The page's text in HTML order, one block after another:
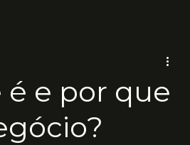
e por que